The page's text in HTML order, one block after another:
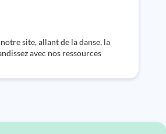
site, allant de la danse, la
avec nos ressources